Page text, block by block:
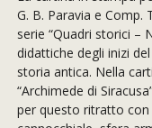
G. B. Paravia e Comp.
serie “Quadri storici –
didattiche degli inizi
storia antica. Nella
“Archimede di
per questo ritratto